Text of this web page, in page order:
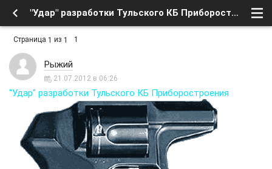
"Удар" разработки Тульского КБ Приборостроения - Форум
Страница 1 из 1 1
Рыжий
21.07.2012 в 06:26
"Удар" разработки Тульского КБ Приборостроения